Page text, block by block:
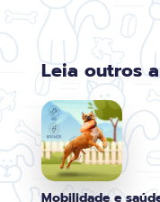
Leia outros
Mobilidade e